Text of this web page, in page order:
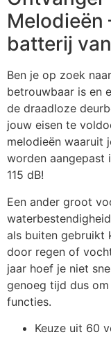
Melodieën
batterij
Ben je op zoek
betrouwbaar is en
de draadloze
jouw eisen te
melodieën waaruit
worden aangepast
115 dB!
Een ander groot
als buiten gebruikt
door regen of
jaar hoef je niet
genoeg tijd dus
functies.
Keuze uit 60